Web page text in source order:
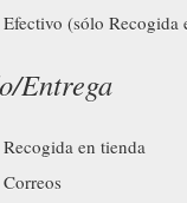
Efectivo (sólo Recogida
Entrega
Recogida en tienda
Correos